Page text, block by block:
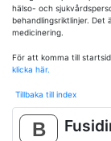
hälso- och
behandlingsriktlinjer. Det
medicinering.
För att komma till
klicka här.
Tillbaka till index
B